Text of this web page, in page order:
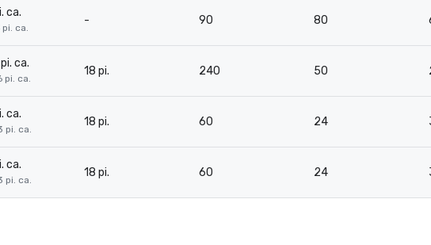
ca.
pi. ca.
- 90 80
ca.
pi. ca.
18 pi. 240 50
ca.
pi. ca.
18 pi. 60 24
ca.
pi. ca.
18 pi. 60 24